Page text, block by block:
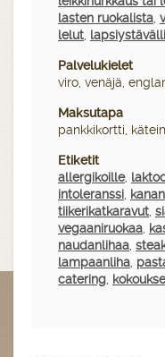
lasten ruokalista,
lelut,
Palvelukielet
viro, venäjä,
Maksutapa
pankkikortti,
Etiketit
allergikoille,
intoleranssi,
tiikerikatkaravut,
vegaaniruokaa,
naudanlihaa,
lampaanliha,
catering,